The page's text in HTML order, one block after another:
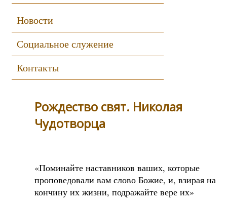
Новости
Социальное служение
Контакты
Рождество свят. Николая
Чудотворца
«Поминайте наставников ваших, которые
проповедовали вам слово Божие, и, взирая на
кончину их жизни, подражайте вере их»